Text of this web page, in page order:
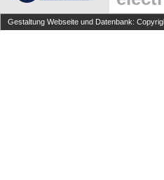
Gestaltung Webseite und Datenbank: